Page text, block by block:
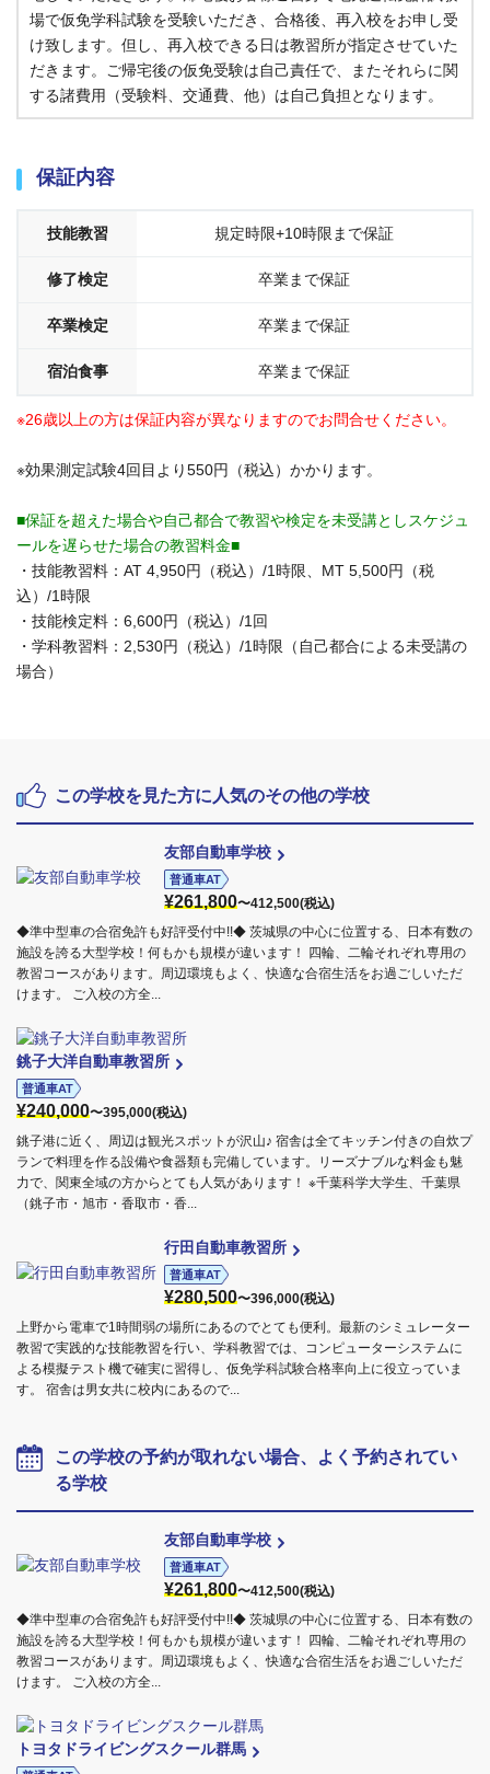
場で仮免学科試験を受験いただき、合格後、再入校をお申し受
け致します。但し、再入校できる日は教習所が指定させていた
だきます。ご帰宅後の仮免受験は自己責任で、またそれらに関
する諸費用（受験料、交通費、他）は自己負担となります。
保証内容
技能教習 規定時限+10時限まで保証
修了検定 卒業まで保証
卒業検定 卒業まで保証
宿泊食事 卒業まで保証
※26歳以上の方は保証内容が異なりますのでお問合せください。
※効果測定試験4回目より550円（税込）かかります。
■保証を超えた場合や自己都合で教習や検定を未受講としスケジュ
ールを遅らせた場合の教習料金■
・技能教習料：AT 4,950円（税込）/1時限、MT 5,500円（税
込）/1時限
・技能検定料：6,600円（税込）/1回
・学科教習料：2,530円（税込）/1時限（自己都合による未受講の
場合）
この学校を見た方に人気のその他の学校
友部自動車学校
普通車AT
¥261,800〜412,500(税込)
◆準中型車の合宿免許も好評受付中!!◆ 茨城県の中心に位置する、日本有数の
施設を誇る大型学校！何もかも規模が違います！ 四輪、二輪それぞれ専用の
教習コースがあります。周辺環境もよく、快適な合宿生活をお過ごしいただ
けます。 ご入校の方全...
銚子大洋自動車教習所
普通車AT
¥240,000〜395,000(税込)
銚子港に近く、周辺は観光スポットが沢山♪ 宿舎は全てキッチン付きの自炊プ
ランで料理を作る設備や食器類も完備しています。リーズナブルな料金も魅
力で、関東全域の方からとても人気があります！ ※千葉科学大学生、千葉県
（銚子市・旭市・香取市・香...
行田自動車教習所
普通車AT
¥280,500〜396,000(税込)
上野から電車で1時間弱の場所にあるのでとても便利。最新のシミュレーター
教習で実践的な技能教習を行い、学科教習では、コンピューターシステムに
よる模擬テスト機で確実に習得し、仮免学科試験合格率向上に役立っていま
す。 宿舎は男女共に校内にあるので...
この学校の予約が取れない場合、よく予約されてい
る学校
友部自動車学校
普通車AT
¥261,800〜412,500(税込)
◆準中型車の合宿免許も好評受付中!!◆ 茨城県の中心に位置する、日本有数の
施設を誇る大型学校！何もかも規模が違います！ 四輪、二輪それぞれ専用の
教習コースがあります。周辺環境もよく、快適な合宿生活をお過ごしいただ
けます。 ご入校の方全...
トヨタドライビングスクール群馬